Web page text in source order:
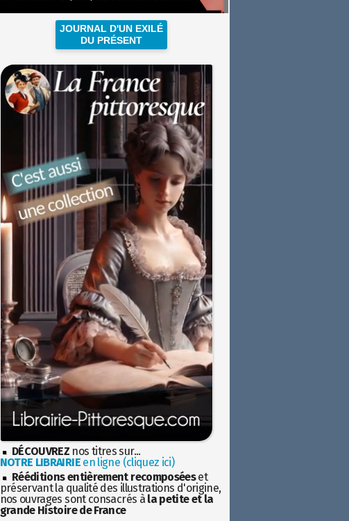
JOURNAL D'UN EXILÉ
DU PRÉSENT
DÉCOUVREZ nos titres sur...
NOTRE LIBRAIRIEen ligne (cliquez ici)
Rééditions entièrement recomposéeset
préservant la qualité des illustrations d'origine,
nos ouvrages sont consacrés à la petite et la
grande Histoire de France